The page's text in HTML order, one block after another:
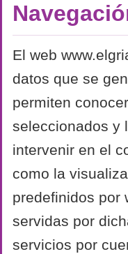
El web
datos que se
permiten
seleccionados y
intervenir en el
como la
predefinidos por
servidas por
servicios por